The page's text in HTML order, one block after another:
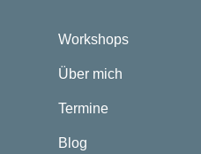
Workshops
Über mich
Termine
Blog